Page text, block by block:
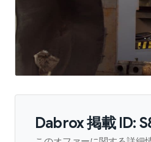
Dabrox 掲載 ID: